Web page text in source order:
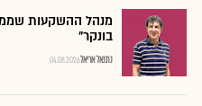
מנהל ההשקעות
בונקר"
04.08.2026נתנאל אריאל